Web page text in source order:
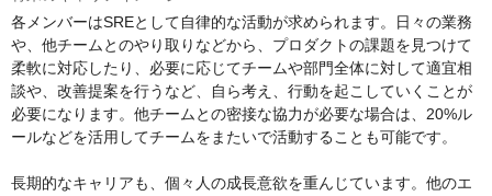
各メンバーはSREとして自律的な活動が求められます。日々の業務
や、他チームとのやり取りなどから、プロダクトの課題を見つけて
柔軟に対応したり、必要に応じてチームや部門全体に対して適宜相
談や、改善提案を行うなど、自ら考え、行動を起こしていくことが
必要になります。他チームとの密接な協力が必要な場合は、20%ル
ールなどを活用してチームをまたいで活動することも可能です。
長期的なキャリアも、個々人の成長意欲を重んじています。他のエ